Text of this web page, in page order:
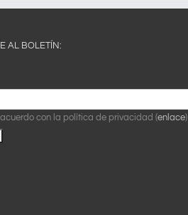
AL BOLETÍN:
acuerdo con la política de privacidad (enlace)